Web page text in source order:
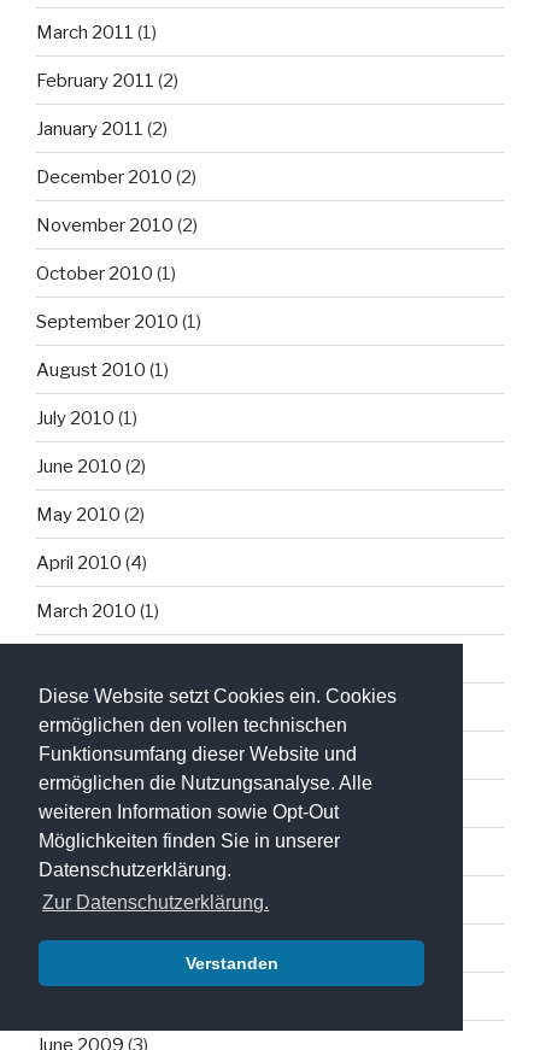
Diese Website setzt Cookies ein. Cookies
ermöglichen den vollen technischen
Funktionsumfang dieser Website und
ermöglichen die Nutzungsanalyse. Alle
weiteren Information sowie Opt-Out
Möglichkeiten finden Sie in unserer
Datenschutzerklärung.
Zur Datenschutzerklärung.
Verstanden
March 2011 (1)
February 2011 (2)
January 2011 (2)
December 2010 (2)
November 2010 (2)
October 2010 (1)
September 2010 (1)
August 2010 (1)
July 2010 (1)
June 2010 (2)
May 2010 (2)
April 2010 (4)
March 2010 (1)
January 2010(10)
December 2009(10)
November 2009(7)
October 2009(7)
September 2009(2)
August 2009
June 2009 (3)